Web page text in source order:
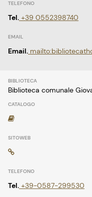
Tel. +39 0552398740
Email.
Biblioteca comunale
Tel. +39-0587-299530